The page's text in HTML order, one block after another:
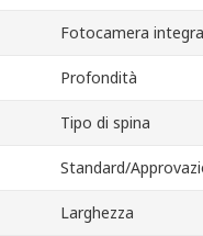
Fotocamera
Profondità
Tipo di spina
Standard/
Larghezza